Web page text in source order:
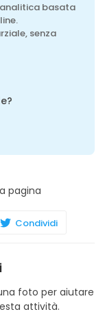
basata
senza
pagina
Condividi
foto per aiutare
attività.